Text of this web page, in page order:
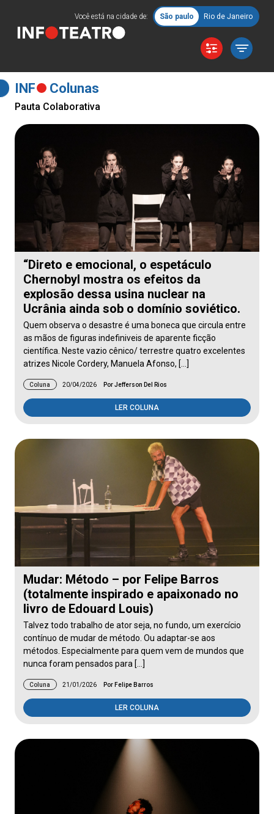
Você está na cidade de: São paulo Rio de Janeiro
INF Colunas
Pauta Colaborativa
“Direto e emocional, o espetáculo
Chernobyl mostra os efeitos da
explosão dessa usina nuclear na
Ucrânia ainda sob o domínio soviético.
Quem observa o desastre é uma boneca que circula entre
as mãos de figuras indefiniveis de aparente ficção
científica. Neste vazio cênico/ terrestre quatro excelentes
atrizes Nicole Cordery, Manuela Afonso, […]
Coluna 20/04/2026 Por Jefferson Del Rios
LER COLUNA
Mudar: Método – por Felipe Barros
(totalmente inspirado e apaixonado no
livro de Edouard Louis)
Talvez todo trabalho de ator seja, no fundo, um exercício
contínuo de mudar de método. Ou adaptar-se aos
métodos. Especialmente para quem vem de mundos que
nunca foram pensados para […]
Coluna 21/01/2026 Por Felipe Barros
LER COLUNA